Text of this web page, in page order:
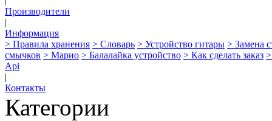
Производители
|
Информация
> Правила хранения > Словарь > Устройство гитары > Замена
смычков > Марио > Балалайка устройство > Как сделать заказ
Api
|
Контакты
Категории